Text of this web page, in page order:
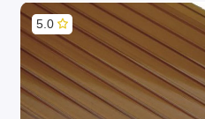
Структура
2R
Производитель
Сэлмакс Групп,
Беларусь
5.0